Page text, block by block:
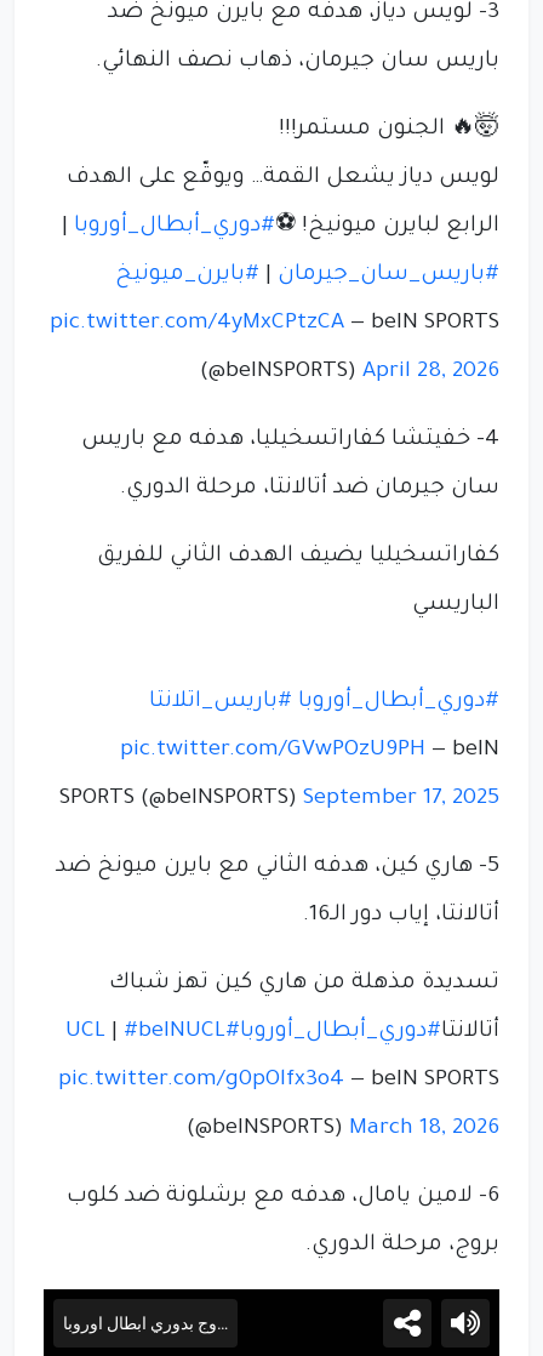
3- لويس دياز، هدفه مع بايرن ميونخ ضد
باريس سان جيرمان، ذهاب نصف النهائي.
🤯🔥 الجنون مستمر!!!
لويس دياز يشعل القمة… ويوقّع على الهدف
الرابع لبايرن ميونيخ! ⚽️#دوري_أبطال_أوروبا
#باريس_سان_جيرمان
#بايرن_ميونيخ
pic.twitter.com/4yMxCPtzCA — beIN SPORTS
(@beINSPORTS) April 28, 2026
4- خفيتشا كفاراتسخيليا، هدفه مع باريس
سان جيرمان ضد أتالانتا، مرحلة الدوري.
كفاراتسخيليا يضيف الهدف الثاني للفريق
الباريسي
#دوري_أبطال_أوروبا #باريس_اتلانتا
pic.twitter.com/GVwPOzU9PH — beIN
SPORTS (@beINSPORTS) September 17, 2025
5- هاري كين، هدفه الثاني مع بايرن ميونخ ضد
أتالانتا، إياب دور الـ16.
تسديدة مذهلة من هاري كين تهز شباك
أتالانتا#دوري_أبطال_أوروبا#UCL
#beINUCL
pic.twitter.com/g0pOlfx3o4 — beIN SPORTS
(@beINSPORTS) March 18, 2026
6- لامين يامال، هدفه مع برشلونة ضد كلوب
بروج، مرحلة الدوري.